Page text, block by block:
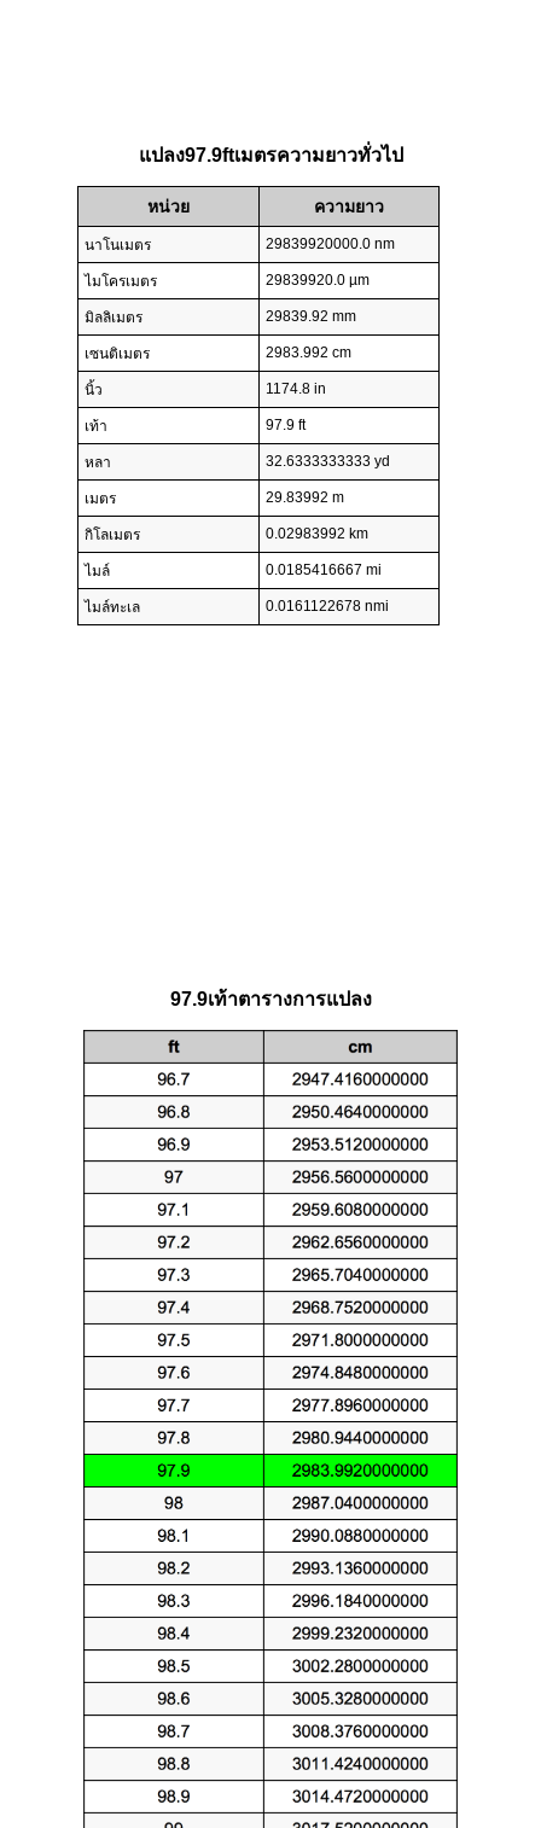
แปลง97.9ftเมตรความยาวทั่วไป
หน่วย ความยาว
นาโนเมตร 29839920000.0 nm
ไมโครเมตร 29839920.0 µm
มิลลิเมตร 29839.92 mm
เซนติเมตร 2983.992 cm
นิ้ว 1174.8 in
เท้า 97.9 ft
หลา 32.6333333333 yd
เมตร 29.83992 m
กิโลเมตร 0.02983992 km
ไมล์ 0.0185416667 mi
ไมล์ทะเล 0.0161122678 nmi
97.9เท้าตารางการแปลง